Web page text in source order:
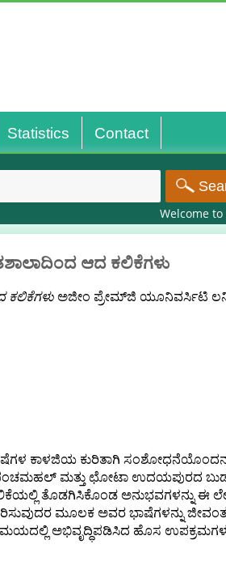
Statistics Contact
Welcome to
ಆದ ಕಲಿಕೆಗಳು
ಕಲಿಕೆಗಳುಅಜೀಂ ಪ್ರೇಮ್‌ಜಿ ಯೂನಿವರ್ಸಿಟಿ
ಕಾಳಜಿಯ ಕುರಿತಾಗಿ
ಪಂಚಮಹಲ್ ಮತ್ತು ಛೋಟಾ ಉದಯಪುರದ
ತೊಡಗಿಸಿಕೊಂಡ ಅನುಭವಗಳನ್ನು ಈ
ಮೂಲಕ ಅವರ ಭಾಷೆಗಳನ್ನು
ಅಭಿವೃದ್ಧಿಪಡಿಸಿದ ಹೊಸ ಉಪಕ್ರಮಗಳು,